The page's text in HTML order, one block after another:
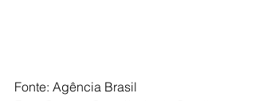
Fonte: Agência Brasil